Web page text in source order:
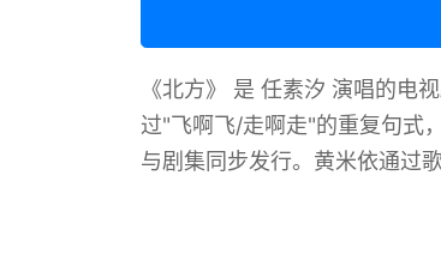
《北方》 是 任素汐 演唱的电
过"飞啊飞/走啊走"的重复句式
与剧集同步发行。黄米依通过